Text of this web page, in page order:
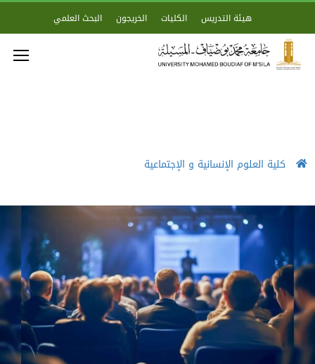
هيئة التدريس الكليات الخريجون البحث العلمي
كلية العلوم الإنسانية و الإجتماعية